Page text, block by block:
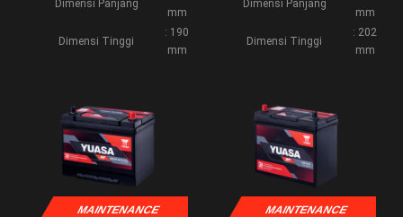
Dimensi Panjang
mm
Dimensi Tinggi
: 190
mm
Dimensi Panjang
mm
Dimensi Tinggi
: 202
mm
MAINTENANCE
MAINTENANCE